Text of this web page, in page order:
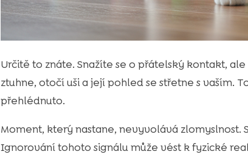
Určitě to znáte. Snažíte se o přátelský kontakt,
ztuhne, otočí uši a její pohled se střetne s vaším.
přehlédnuto.
Moment, který nastane, nevyvolává
Ignorování tohoto signálu může vést k fyzické